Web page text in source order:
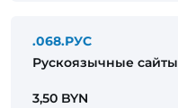
.068.РУС
Рускоязычные сайты
3,50 BYN